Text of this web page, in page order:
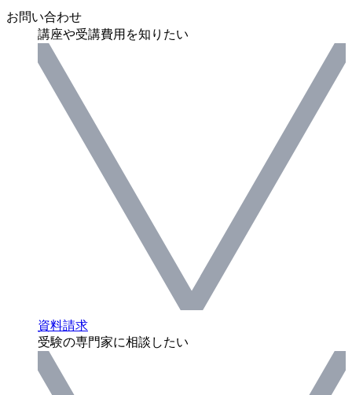
お問い合わせ
講座や受講費用を知りたい
資料請求
受験の専門家に相談したい